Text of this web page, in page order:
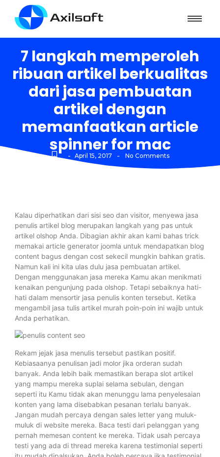
7 langkah memperoleh
ribuan artikel berkualitas
dari jasa pembuatan
artikel dengan
memanfaatkan article
spinner for mac
- April 15, 2017 - No Comments
Kalau diperhatikan dari sisi seo dan visitor, menyewa jasa
penulis artikel blog merupakan langkah yang pas untuk
artikel olshop Anda. Dibagian akhir akan kami bahas trick
memakai article generator joomla untuk mendapatkan blog
content bagus dengan cost sekecil mungkin bahkan gratis.
Namun kali ini kita ulas dulu jasa pembuatan artikel.
Dengan menggunakan jasa mereka Kamu akan menikmati
kenaikan pengunjung pada olshop. Tetapi sebaiknya hati-
hati dalam mensortir jasa penulis konten tersebut. Ketika
mengambil jasa tulis artikel murah poin-poin ini wajib untuk
Anda perhatikan.
Rekam jejak jasa menulis tersebut pastikan positif.
Kebiasaanya penulisan jadi molor jika orderan sudah
banyak. Anda lebih baik memastikan berapa slot artikel
yang mampu mereka suplai selama sebulan, dengan
seperti itu Kamu tidak akan menunggu lama penyelesaian
konten yang lama disebabkan pesanan terlalu banyak.
Jangan mudah percaya dengan sales letter yang muluk-
muluk di website mereka. Baca testi dari pelanggan yang
pernah memesan content ke mereka. Tidak usah percaya
testi yang ada di thread mereka karena testimonial seperti